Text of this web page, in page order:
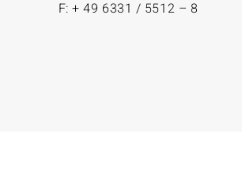
F: + 49 6331 / 5512 – 8